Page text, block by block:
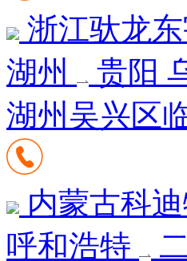
浙江驮龙
湖州
贵阳
湖州吴兴区
内蒙古科
呼和浩特